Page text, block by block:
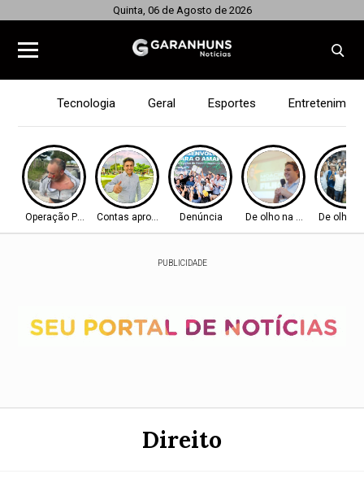
Quinta, 06 de Agosto de 2026
Tecnologia Geral Esportes
Operação PolicialContas aprovadas Denúncia De olho na AlepeDe olho
PUBLICIDADE
Direito